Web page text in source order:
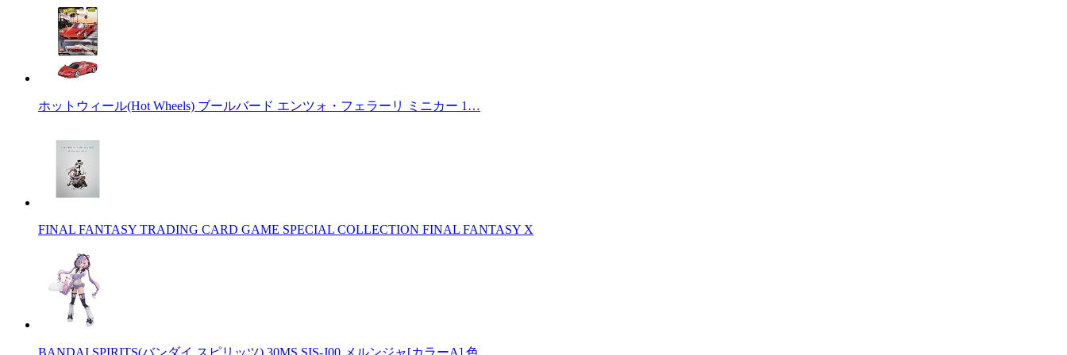
ホットウィール(Hot Wheels) ブールバード エンツォ・フェラーリ ミニカー 1…
FINAL FANTASY TRADING CARD GAME SPECIAL COLLECTION FINAL FANTASY X
BANDAI SPIRITS(バンダイ スピリッツ) 30MS SIS-J00 メルンジャ[カラーA] 色…